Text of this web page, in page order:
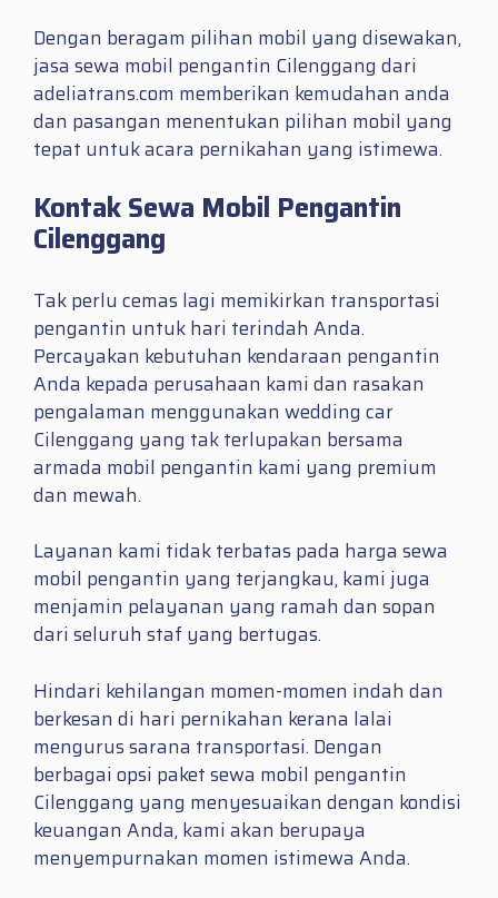
Dengan beragam pilihan mobil yang disewakan,
jasa sewa mobil pengantin Cilenggang dari
adeliatrans.com memberikan kemudahan anda
dan pasangan menentukan pilihan mobil yang
tepat untuk acara pernikahan yang istimewa.
Kontak Sewa Mobil Pengantin
Cilenggang
Tak perlu cemas lagi memikirkan transportasi
pengantin untuk hari terindah Anda.
Percayakan kebutuhan kendaraan pengantin
Anda kepada perusahaan kami dan rasakan
pengalaman menggunakan wedding car
Cilenggang yang tak terlupakan bersama
armada mobil pengantin kami yang premium
dan mewah.
Layanan kami tidak terbatas pada harga sewa
mobil pengantin yang terjangkau, kami juga
menjamin pelayanan yang ramah dan sopan
dari seluruh staf yang bertugas.
Hindari kehilangan momen-momen indah dan
berkesan di hari pernikahan kerana lalai
mengurus sarana transportasi. Dengan
berbagai opsi paket sewa mobil pengantin
Cilenggang yang menyesuaikan dengan kondisi
keuangan Anda, kami akan berupaya
menyempurnakan momen istimewa Anda.